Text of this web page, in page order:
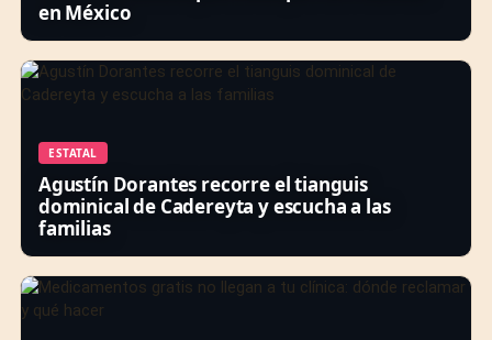
en México
ESTATAL
Agustín Dorantes recorre el tianguis
dominical de Cadereyta y escucha a las
familias